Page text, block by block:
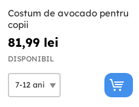
Costum de avocado pentru
copii
81,99 lei
DISPONIBIL